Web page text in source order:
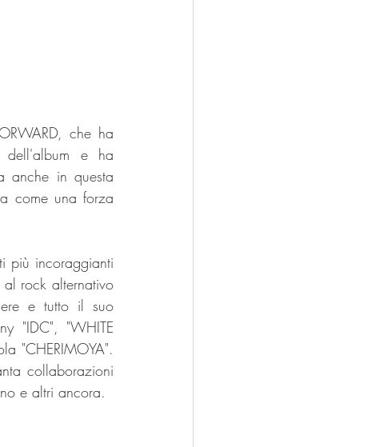
che ha
dell'album e ha
anche in questa
come una forza
più incoraggianti
rock alternativo
e tutto il suo
"IDC", "WHITE
"CHERIMOYA".
collaborazioni
e altri ancora.